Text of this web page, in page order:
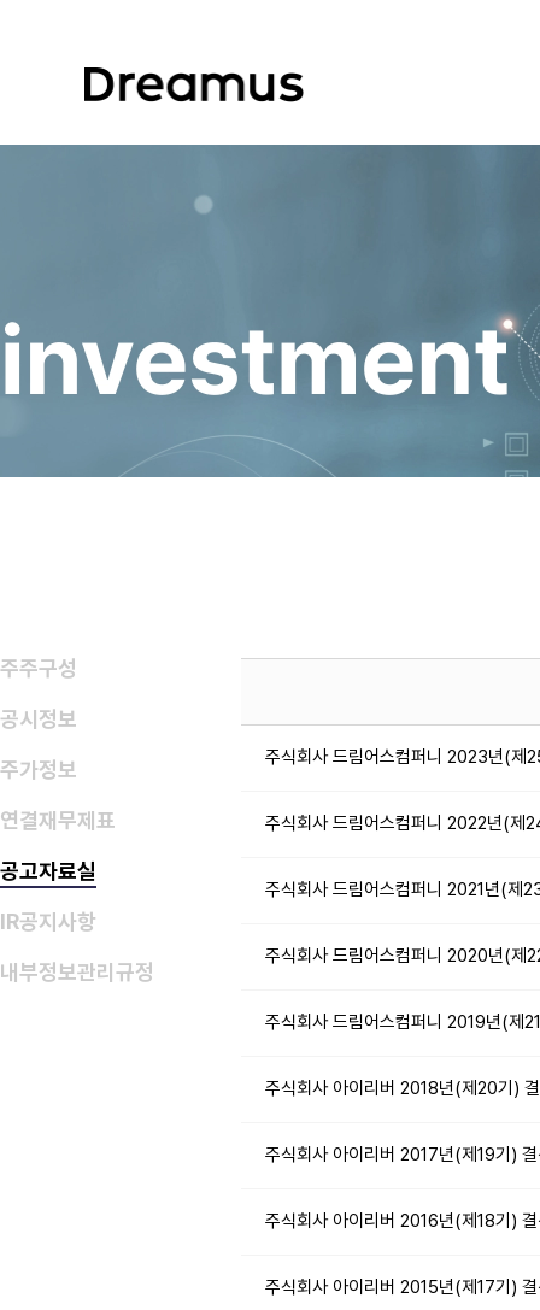
주주구성
공시정보
주가정보
연결재무제표
공고자료실
IR공지사항
내부정보관리규정
주식회사 드림어스컴퍼니 2023년(제
주식회사 드림어스컴퍼니 2022년(제
주식회사 드림어스컴퍼니 2021년(제
주식회사 드림어스컴퍼니 2020년(제
주식회사 드림어스컴퍼니 2019년(제
주식회사 아이리버 2018년(제20기)
주식회사 아이리버 2017년(제19기)
주식회사 아이리버 2016년(제18기)
주식회사 아이리버 2015년(제17기)